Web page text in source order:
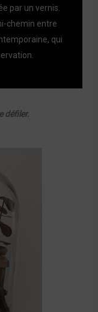
par un vernis.
chemin entre
qui
défiler.